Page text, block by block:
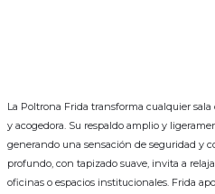
La Poltrona Frida transforma cualquier
y acogedora. Su respaldo amplio y
generando una sensación de seguridad y
profundo, con tapizado suave, invita a
oficinas o espacios institucionales. Frida